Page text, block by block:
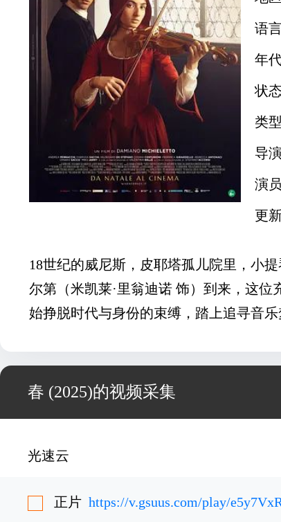
语
年
状
类
导
演
更
18世纪的威尼斯，皮耶塔孤儿院里，小
尔第（米凯莱·里翁迪诺 饰）到来，这
始挣脱时代与身份的束缚，踏上追寻音乐
春 (2025)的视频采集
光速云
正片 https://v.gsuus.com/play/